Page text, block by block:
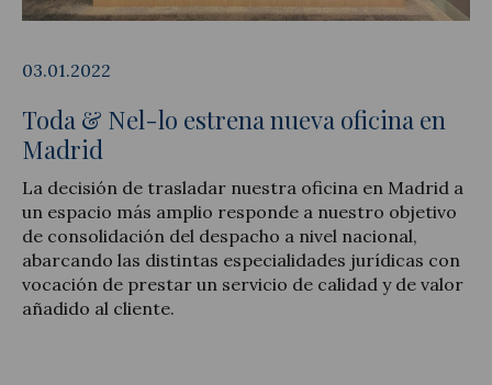
Actualidad jurídica
03.01.2022
Toda & Nel-lo estrena nueva oficina en
Madrid
La decisión de trasladar nuestra oficina en Madrid a
un espacio más amplio responde a nuestro objetivo
de consolidación del despacho a nivel nacional,
abarcando las distintas especialidades jurídicas con
vocación de prestar un servicio de calidad y de valor
añadido al cliente.